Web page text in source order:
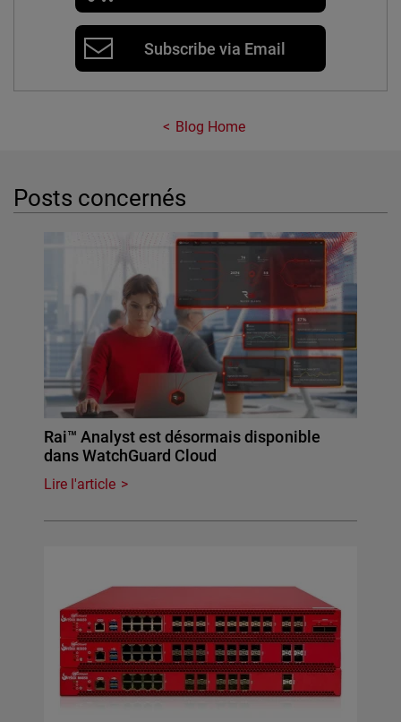
Subscribe via Email
Blog Home
Posts concernés
Rai™ Analyst est désormais disponible
dans WatchGuard Cloud
Lire l'article